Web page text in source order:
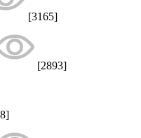
[3165]
[2893]